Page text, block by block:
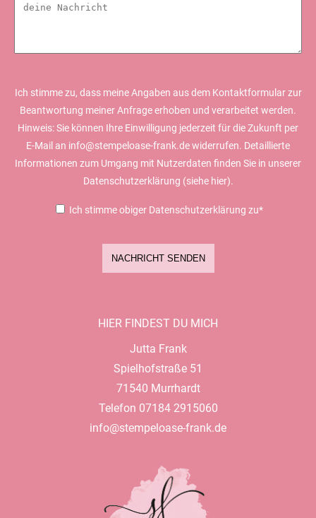
Ich stimme zu, dass meine Angaben aus dem Kontaktformular zur
Beantwortung meiner Anfrage erhoben und verarbeitet werden.
Hinweis: Sie können Ihre Einwilligung jederzeit für die Zukunft per
E-Mail an info@stempeloase-frank.de widerrufen. Detaillierte
Informationen zum Umgang mit Nutzerdaten finden Sie in unserer
Datenschutzerklärung (siehe hier).
Ich stimme obiger Datenschutzerklärung zu*
NACHRICHT SENDEN
HIER FINDEST DU MICH
Jutta Frank
Spielhofstraße 51
71540 Murrhardt
Telefon 07184 2915060
info@stempeloase-frank.de